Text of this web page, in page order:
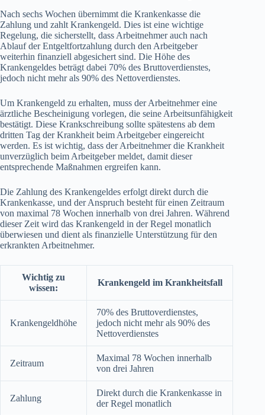
Nach sechs Wochen übernimmt die Krankenkasse die
Zahlung und zahlt Krankengeld. Dies ist eine wichtige
Regelung, die sicherstellt, dass Arbeitnehmer auch nach
Ablauf der Entgeltfortzahlung durch den Arbeitgeber
weiterhin finanziell abgesichert sind. Die Höhe des
Krankengeldes beträgt dabei 70% des Bruttoverdienstes,
jedoch nicht mehr als 90% des Nettoverdienstes.
Um Krankengeld zu erhalten, muss der Arbeitnehmer eine
ärztliche Bescheinigung vorlegen, die seine Arbeitsunfähigkeit
bestätigt. Diese Krankschreibung sollte spätestens ab dem
dritten Tag der Krankheit beim Arbeitgeber eingereicht
werden. Es ist wichtig, dass der Arbeitnehmer die Krankheit
unverzüglich beim Arbeitgeber meldet, damit dieser
entsprechende Maßnahmen ergreifen kann.
Die Zahlung des Krankengeldes erfolgt direkt durch die
Krankenkasse, und der Anspruch besteht für einen Zeitraum
von maximal 78 Wochen innerhalb von drei Jahren. Während
dieser Zeit wird das Krankengeld in der Regel monatlich
überwiesen und dient als finanzielle Unterstützung für den
erkrankten Arbeitnehmer.
Wichtig zu
wissen:
Krankengeld im Krankheitsfall
Krankengeldhöhe
70% des Bruttoverdienstes,
jedoch nicht mehr als 90% des
Nettoverdienstes
Zeitraum
Maximal 78 Wochen innerhalb
von drei Jahren
Zahlung
Direkt durch die Krankenkasse in
der Regel monatlich